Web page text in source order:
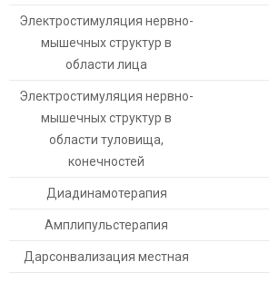
Электростимуляция нервно-
мышечных структур в
области лица
Электростимуляция нервно-
мышечных структур в
области туловища,
конечностей
Диадинамотерапия
Амплипульстерапия
Дарсонвализация местная